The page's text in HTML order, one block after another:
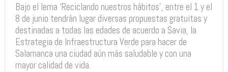
Bajo el lema ‘Reciclando nuestros hábitos’, entre el 1 y el
8 de junio tendrán lugar diversas propuestas gratuitas y
destinadas a todas las edades de acuerdo a Savia, la
Estrategia de Infraestructura Verde para hacer de
Salamanca una ciudad aún más saludable y con una
mayor calidad de vida.